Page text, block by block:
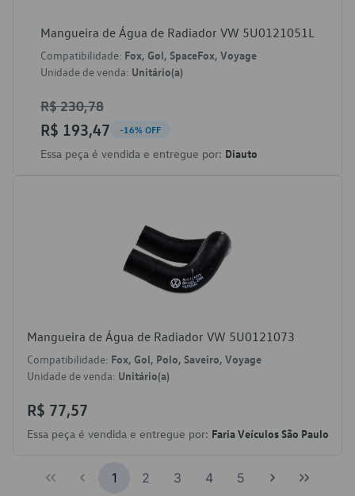
Mangueira de Água de Radiador VW 5U0121051L
Compatibilidade: Fox, Gol, SpaceFox, Voyage
Unidade de venda: Unitário(a)
R$ 230,78
R$ 193,47 -16% OFF
Essa peça é vendida e entregue por: Diauto
Mangueira de Água de Radiador VW 5U0121073
Compatibilidade: Fox, Gol, Polo, Saveiro, Voyage
Unidade de venda: Unitário(a)
R$ 77,57
Essa peça é vendida e entregue por: Faria Veículos São Paulo
1 2 3 4 5